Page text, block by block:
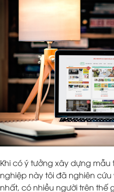
Khi có ý tưởng xây dựng
nghiệp này tôi đã nghiên
nhất, có nhiều người trên thế